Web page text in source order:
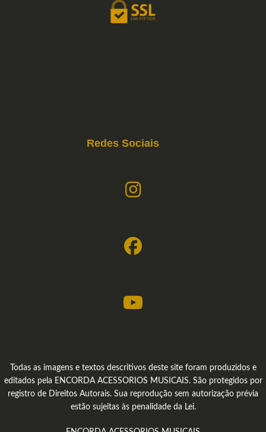
Redes Sociais
Todas as imagens e textos descritivos deste site foram produzidos e
editados pela ENCORDA ACESSORIOS MUSICAIS. São protegidos por
registro de Direitos Autorais. Sua reprodução sem autorização prévia
estão sujeitas às penalidade da Lei.